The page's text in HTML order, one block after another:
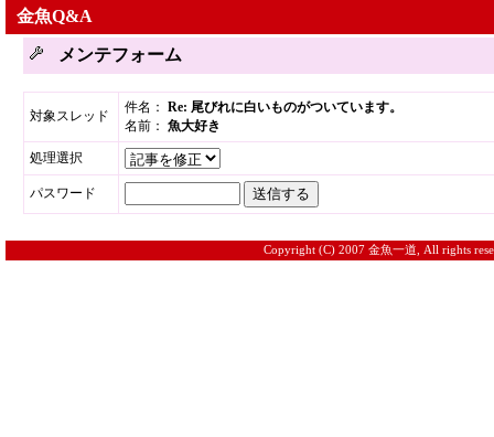
金魚Q&A
メンテフォーム
対象スレッド
件名： Re: 尾びれに白いものがついています。
名前： 魚大好き
処理選択
パスワード
Copyright (C) 2007 金魚一道, All rights